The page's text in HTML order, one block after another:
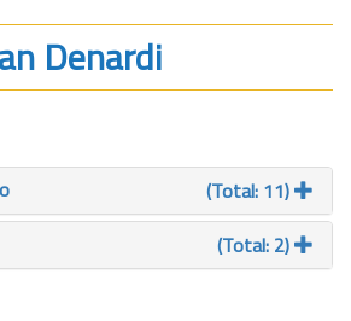
Denardi
(Total: 11)
(Total: 2)